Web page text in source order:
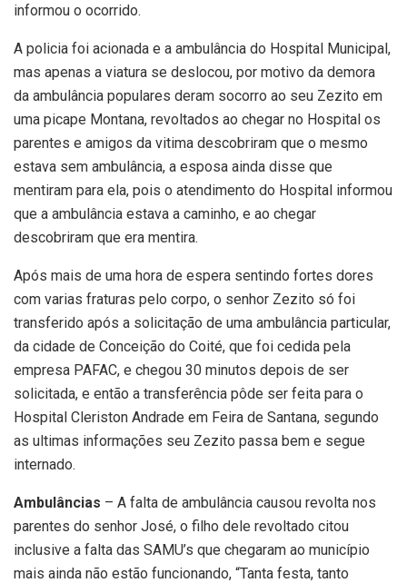
informou o ocorrido.
A policia foi acionada e a ambulância do Hospital Municipal,
mas apenas a viatura se deslocou, por motivo da demora
da ambulância populares deram socorro ao seu Zezito em
uma picape Montana, revoltados ao chegar no Hospital os
parentes e amigos da vitima descobriram que o mesmo
estava sem ambulância, a esposa ainda disse que
mentiram para ela, pois o atendimento do Hospital informou
que a ambulância estava a caminho, e ao chegar
descobriram que era mentira.
Após mais de uma hora de espera sentindo fortes dores
com varias fraturas pelo corpo, o senhor Zezito só foi
transferido após a solicitação de uma ambulância particular,
da cidade de Conceição do Coité, que foi cedida pela
empresa PAFAC, e chegou 30 minutos depois de ser
solicitada, e então a transferência pôde ser feita para o
Hospital Cleriston Andrade em Feira de Santana, segundo
as ultimas informações seu Zezito passa bem e segue
internado.
Ambulâncias – A falta de ambulância causou revolta nos
parentes do senhor José, o filho dele revoltado citou
inclusive a falta das SAMU’s que chegaram ao município
mais ainda não estão funcionando, “Tanta festa, tanto